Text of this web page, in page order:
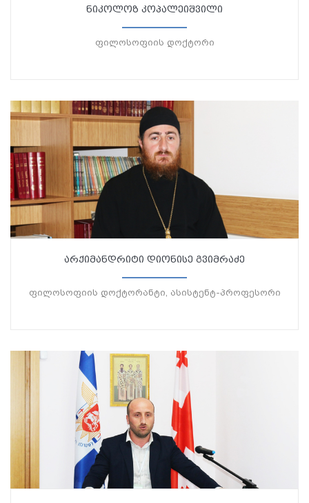
ნიკოლოზ კოპალეიშვილი
ფილოსოფიის დოქტორი
არქიმანდრიტი დიონისე გვიმრაძე
ფილოსოფიის დოქტორანტი, ასისტენტ-პროფესორი